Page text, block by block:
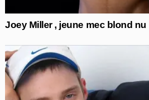
Joey Miller , jeune mec blond nu